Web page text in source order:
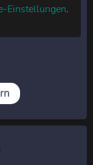
Einstellungen.